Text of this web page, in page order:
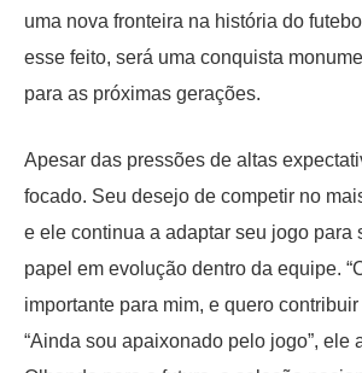
uma nova fronteira na história do
esse feito, será uma conquista
para as próximas gerações.
Apesar das pressões de altas
focado. Seu desejo de competir no
e ele continua a adaptar seu jogo para
papel em evolução dentro da equipe.
importante para mim, e quero
“Ainda sou apaixonado pelo jogo”, ele